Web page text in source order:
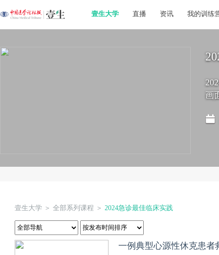
壹生大学 直播 资讯 我的训练
画
壹生大学 ＞ 全部系列课程 ＞ 2024急诊最佳临床实践
一例典型心源性休克患者